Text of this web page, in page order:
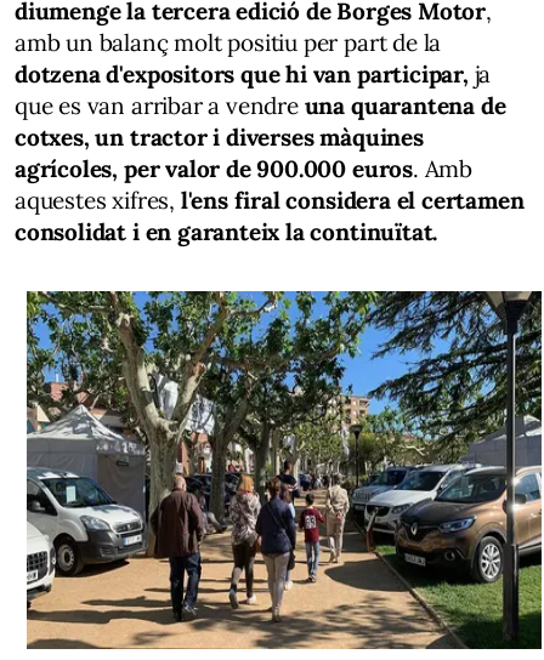
diumenge la tercera edició de Borges Motor,
amb un balanç molt positiu per part de la
dotzena d'expositors que hi van participar, ja
que es van arribar a vendre una quarantena de
cotxes, un tractor i diverses màquines
agrícoles, per valor de 900.000 euros. Amb
aquestes xifres, l'ens firal considera el certamen
consolidat i en garanteix la continuïtat.